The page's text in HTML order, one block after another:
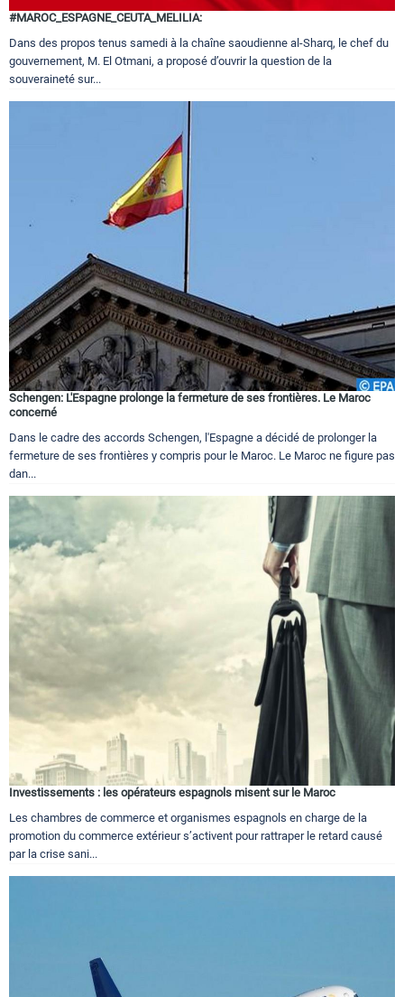
#MAROC_ESPAGNE_CEUTA_MELILIA:
Dans des propos tenus samedi à la chaîne saoudienne al-Sharq, le chef du
gouvernement, M. El Otmani, a proposé d’ouvrir la question de la
souveraineté sur...
Schengen: L'Espagne prolonge la fermeture de ses frontières. Le Maroc
concerné
Dans le cadre des accords Schengen, l'Espagne a décidé de prolonger la
fermeture de ses frontières y compris pour le Maroc. Le Maroc ne figure pas
dan...
Investissements : les opérateurs espagnols misent sur le Maroc
Les chambres de commerce et organismes espagnols en charge de la
promotion du commerce extérieur s’activent pour rattraper le retard causé
par la crise sani...